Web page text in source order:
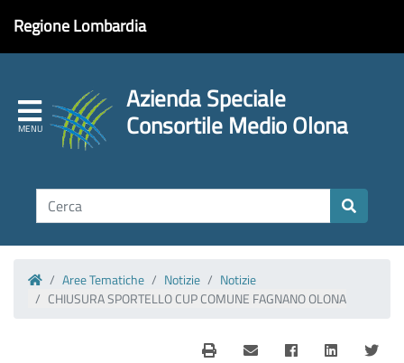
Regione Lombardia
Azienda Speciale
Consortile Medio Olona
Homepage
Aree Tematiche Notizie
Notizie
CHIUSURA SPORTELLO CUP COMUNE FAGNANO OLONA